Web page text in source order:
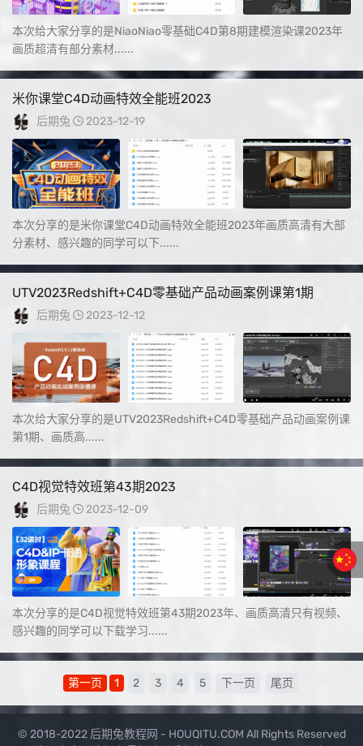
本次给大家分享的是NiaoNiao零基础C4D第8期建模渲染课2023年
画质超清有部分素材......
米你课堂C4D动画特效全能班2023
后期兔 2023-12-19
本次分享的是米你课堂C4D动画特效全能班2023年画质高清有大部
分素材、感兴趣的同学可以下......
UTV2023Redshift+C4D零基础产品动画案例课第1期
后期兔 2023-12-12
本次给大家分享的是UTV2023Redshift+C4D零基础产品动画案例课
第1期、画质高......
C4D视觉特效班第43期2023
后期兔 2023-12-09
本次分享的是C4D视觉特效班第43期2023年、画质高清只有视频、
感兴趣的同学可以下载学习......
第一页 1 2 3 4 5 下一页 尾页
© 2018-2022 后期兔教程网 - HOUQITU.COM All Rights Reserved